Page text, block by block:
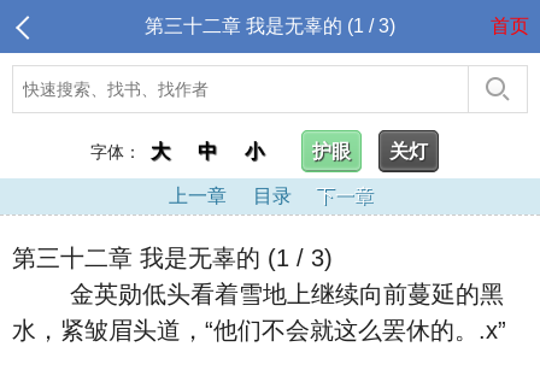
第三十二章 我是无辜的 (1 / 3) 首页
字体： 大 中 小 护眼 关灯
上一章 目录 下一章
第三十二章 我是无辜的 (1 / 3)
金英勋低头看着雪地上继续向前蔓延的黑
水，紧皱眉头道，“他们不会就这么罢休的。.x”